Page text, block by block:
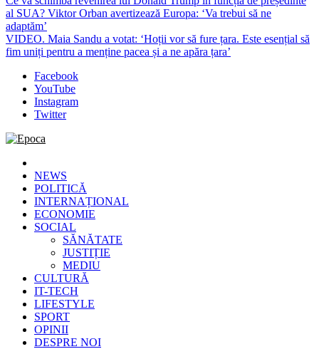
al SUA? Viktor Orban avertizează Europa: ‘Va trebui să ne
adaptăm’
VIDEO. Maia Sandu a votat: ‘Hoții vor să fure țara. Este esențial să
fim uniți pentru a menține pacea și a ne apăra țara’
Facebook
YouTube
Instagram
Twitter
Epoca
Cele mai noi știri online din România
NEWS
POLITICĂ
INTERNAȚIONAL
ECONOMIE
SOCIAL
SĂNĂTATE
JUSTIȚIE
MEDIU
CULTURĂ
IT-TECH
LIFESTYLE
SPORT
OPINII
DESPRE NOI